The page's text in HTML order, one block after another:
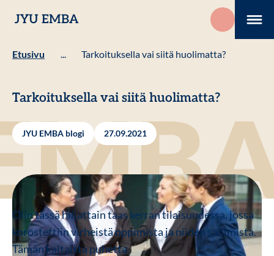
sisältöön
JYU EMBA
Etusivu ... Tarkoituksella vai siitä huolimatta?
Tarkoituksella vai siitä huolimatta?
JYU EMBA blogi 27.09.2021
Olin tässä hiljattain taas kerran tilaisuudessa, jossa
korostettiin virheistä oppimista ja niiden sallimista.
Tämän kaltaista puhetta